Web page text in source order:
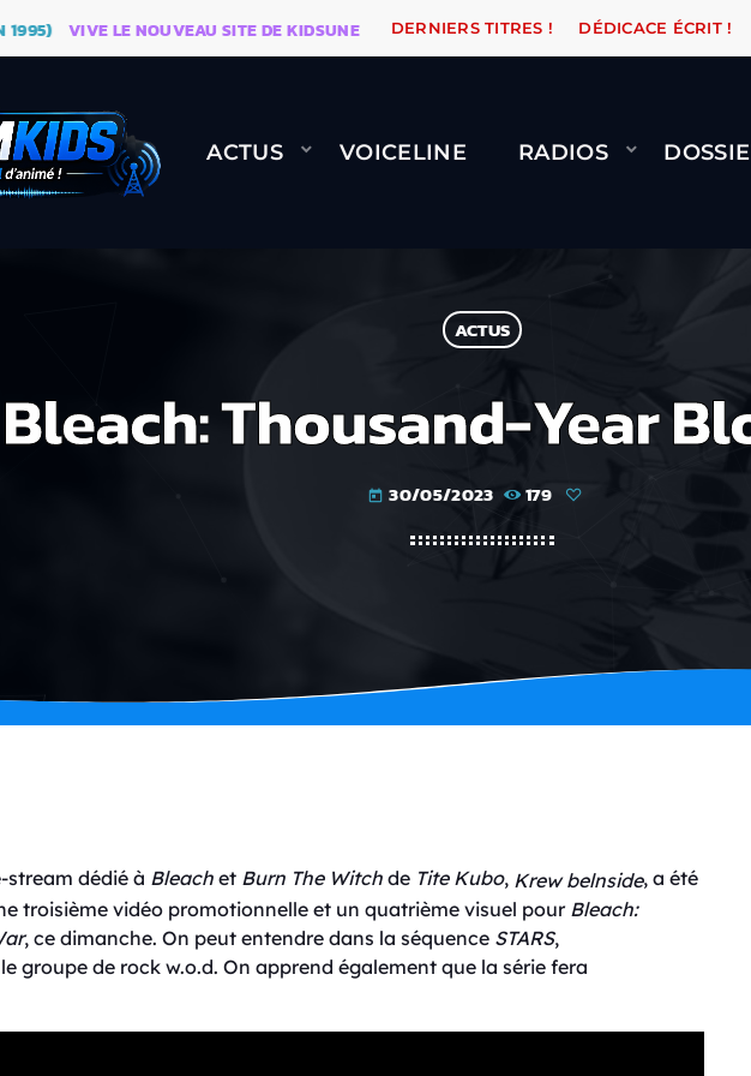
VIVE LE NOUVEAU SITE DE KIDSUNE WARÉTRO ORANGE ROAD QUI
DERNIERS TITRES ! DÉDICACE ÉCRIT !
ACTUS VOICELINE RADIOS
ACTUS
Bleach: Thousand-Year
today 30/05/2023 179
stream dédié à Bleach et Burn The Witch de Tite Kubo, Krew belnside, a été
troisième vidéo promotionnelle et un quatrième visuel pour Bleach:
, ce dimanche. On peut entendre dans la séquence STARS,
groupe de rock w.o.d. On apprend également que la série fera